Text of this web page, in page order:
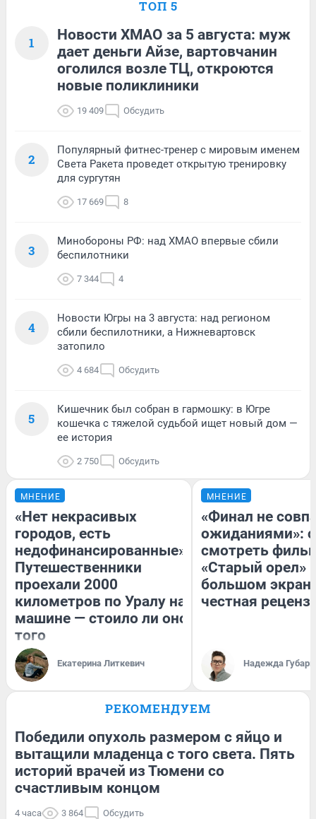
ТОП 5
1
Новости ХМАО за 5 августа: муж
дает деньги Айзе, вартовчанин
оголился возле ТЦ, откроются
новые поликлиники
19 409 Обсудить
2
Популярный фитнес-тренер с мировым именем
Света Ракета проведет открытую тренировку
для сургутян
17 669 8
3
Минобороны РФ: над ХМАО впервые сбили
беспилотники
7 344 4
4
Новости Югры на 3 августа: над регионом
сбили беспилотники, а Нижневартовск
затопило
4 684 Обсудить
5
Кишечник был собран в гармошку: в Югре
кошечка с тяжелой судьбой ищет новый дом —
ее история
2 750 Обсудить
МНЕНИЕ
«Нет некрасивых
городов, есть
недофинансированные».
Путешественники
проехали 2000
километров по Уралу на
машине — стоило ли оно
того
Екатерина Литкевич
МНЕНИЕ
«Финал не
ожиданиями»:
смотреть
«Старый орел»
большом
честная
Надежда Губарь
РЕКОМЕНДУЕМ
Победили опухоль размером с яйцо и
вытащили младенца с того света. Пять
историй врачей из Тюмени со
счастливым концом
4 часа 3 864 Обсудить